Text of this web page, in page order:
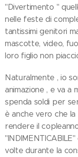
"Divertimento "
nelle feste di
tantissimi genitori
mascotte, video,
loro figlio non
Naturalmente , io
animazione , e va a
spenda soldi per
è anche vero che la
rendere il
volte durante la